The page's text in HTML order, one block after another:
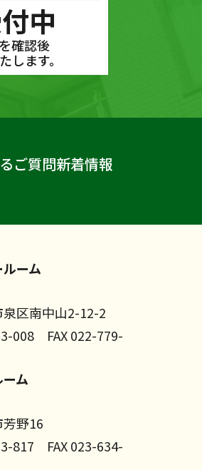
中
確認後
します。
ご質問新着情報
ーム
区南中山2-12-2
008 FAX 022-779-
ム
野16
817 FAX 023-634-